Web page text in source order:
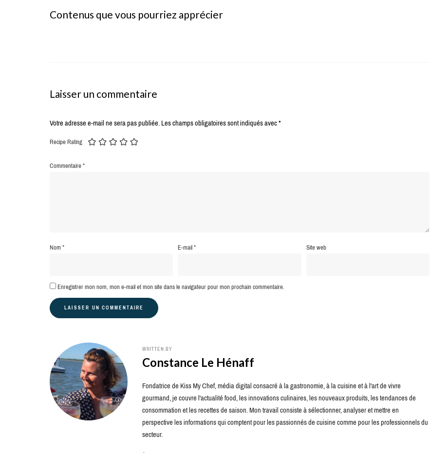
Contenus que vous pourriez apprécier
Laisser un commentaire
Votre adresse e-mail ne sera pas publiée.Les champs obligatoires sont indiqués avec*
Recipe Rating
Commentaire*
Nom* E-mail* Site web
Enregistrer mon nom, mon e-mail et mon site dans le navigateur pour mon prochain commentaire.
WRITTEN BY
Constance Le Hénaff
Fondatrice de Kiss My Chef, média digital consacré à la gastronomie, à la cuisine et à l'art de vivre
gourmand, je couvre l'actualité food, les innovations culinaires, les nouveaux produits, les tendances de
consommation et les recettes de saison. Mon travail consiste à sélectionner, analyser et mettre en
perspective les informations qui comptent pour les passionnés de cuisine comme pour les professionnels du
secteur.